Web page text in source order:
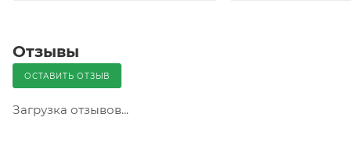
Отзывы
ОСТАВИТЬ ОТЗЫВ
Загрузка отзывов...